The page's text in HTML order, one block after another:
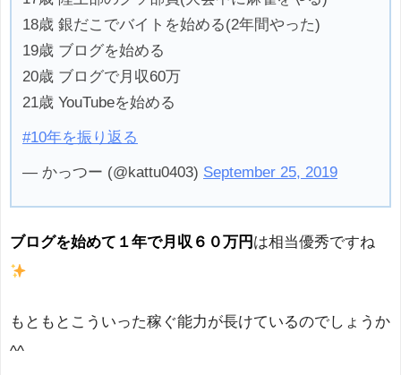
18歳 銀だこでバイトを始める(2年間やった)
19歳 ブログを始める
20歳 ブログで月収60万
21歳 YouTubeを始める
#10年を振り返る
— かっつー (@kattu0403) September 25, 2019
ブログを始めて１年で月収６０万円 は相当優秀ですね
もともとこういった稼ぐ能力が長けているのでしょうか
^^